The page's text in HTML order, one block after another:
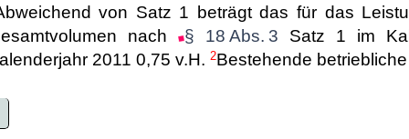
von Satz 1 beträgt das für das
nach
§ 18 Abs. 3 Satz 1 im
2011 0,75 v.H. 2Bestehende